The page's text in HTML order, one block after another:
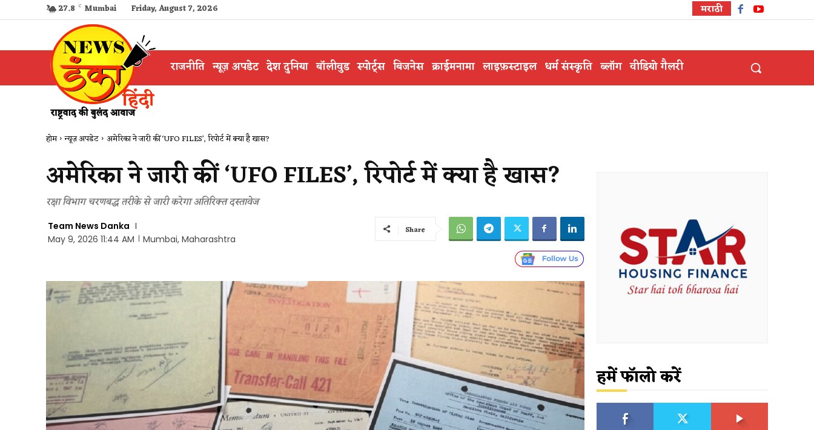
27.8 C Mumbai Friday, August 7, 2026 मराठी
राजनीति न्यूज़ अपडेट देश दुनिया बॉलीवुड स्पोर्ट्स बिजनेस क्राईमनामा लाइफ़स्टाइल धर्म संस्कृति ब्लॉग वीडियो गैलरी
होम न्यूज़ अपडेट अमेरिका ने जारी कीं ‘UFO FILES’, रिपोर्ट में क्या है खास?
अमेरिका ने जारी कीं ‘UFO FILES’, रिपोर्ट में क्या है खास?
रक्षा विभाग चरणबद्ध तरीके से जारी करेगा अतिरिक्त दस्तावेज
Team News Danka
May 9, 2026 11:44 AM
Mumbai, Maharashtra
Share
हमें फॉलो करें